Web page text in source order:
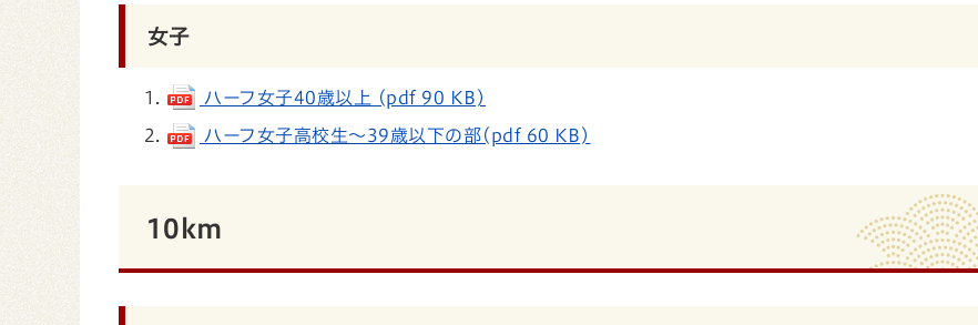
女子
ハーフ女子40歳以上 (pdf 90 KB)
ハーフ女子高校生～39歳以下の部(pdf 60 KB)
10km